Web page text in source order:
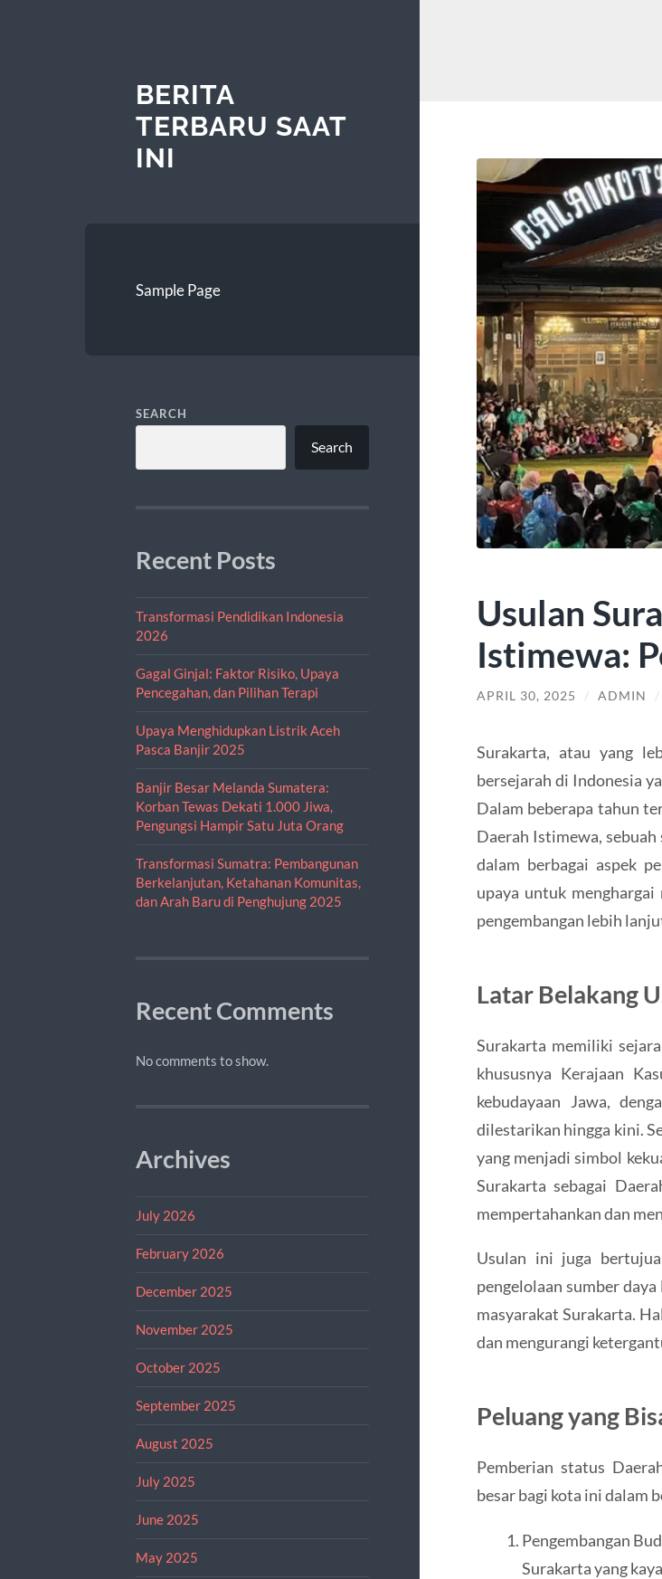
BERITA
TERBARU SAAT
INI
Sample Page
SEARCH
Search
Recent Posts
Transformasi Pendidikan Indonesia
2026
Gagal Ginjal: Faktor Risiko, Upaya
Pencegahan, dan Pilihan Terapi
Upaya Menghidupkan Listrik Aceh
Pasca Banjir 2025
Banjir Besar Melanda Sumatera:
Korban Tewas Dekati 1.000 Jiwa,
Pengungsi Hampir Satu Juta Orang
Transformasi Sumatra: Pembangunan
Berkelanjutan, Ketahanan Komunitas,
dan Arah Baru di Penghujung 2025
Recent Comments
No comments to show.
Archives
July 2026
February 2026
December 2025
November 2025
October 2025
September 2025
August 2025
July 2025
June 2025
May 2025
Usulan
Istimewa:
APRIL 30, 2025 / ADMIN /
Surakarta, atau yang
bersejarah di Indonesia
Dalam beberapa tahun
Daerah Istimewa,
dalam berbagai aspek
upaya untuk
pengembangan lebih
Latar Belakang
Surakarta memiliki
khususnya Kerajaan
kebudayaan Jawa,
dilestarikan hingga kini.
yang menjadi simbol
Surakarta sebagai
mempertahankan dan
Usulan ini juga
pengelolaan sumber
masyarakat Surakarta.
dan mengurangi
Peluang yang
Pemberian status
besar bagi kota ini dalam
Pengembangan
Surakarta yang